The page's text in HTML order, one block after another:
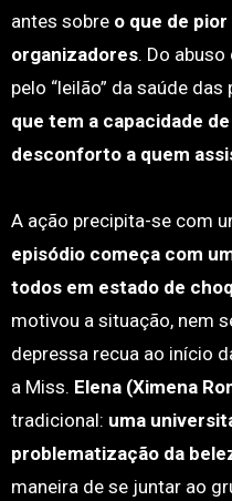
antes sobre o que de
organizadores. Do
pelo “leilão” da saúde
que tem a capacidade
desconforto a quem
A ação precipita-se com
episódio começa com
todos em estado de
motivou a situação, nem
depressa recua ao início
a Miss. Elena (Ximena
tradicional: uma
problematização da
maneira de se juntar ao